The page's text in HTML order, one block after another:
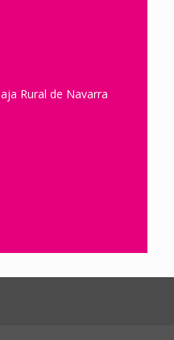
Rural de Navarra